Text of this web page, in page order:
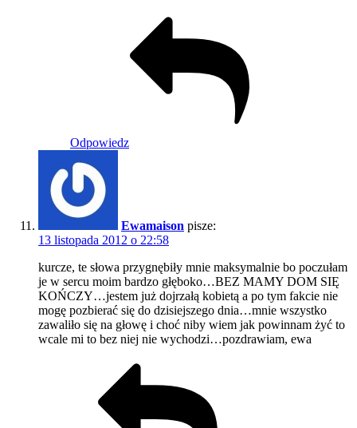
Odpowiedz
Ewamaison pisze:
13 listopada 2012 o 22:58
kurcze, te słowa przygnębiły mnie maksymalnie bo poczułam
je w sercu moim bardzo głęboko…BEZ MAMY DOM SIĘ
KOŃCZY…jestem już dojrzałą kobietą a po tym fakcie nie
mogę pozbierać się do dzisiejszego dnia…mnie wszystko
zawaliło się na głowę i choć niby wiem jak powinnam żyć to
wcale mi to bez niej nie wychodzi…pozdrawiam, ewa